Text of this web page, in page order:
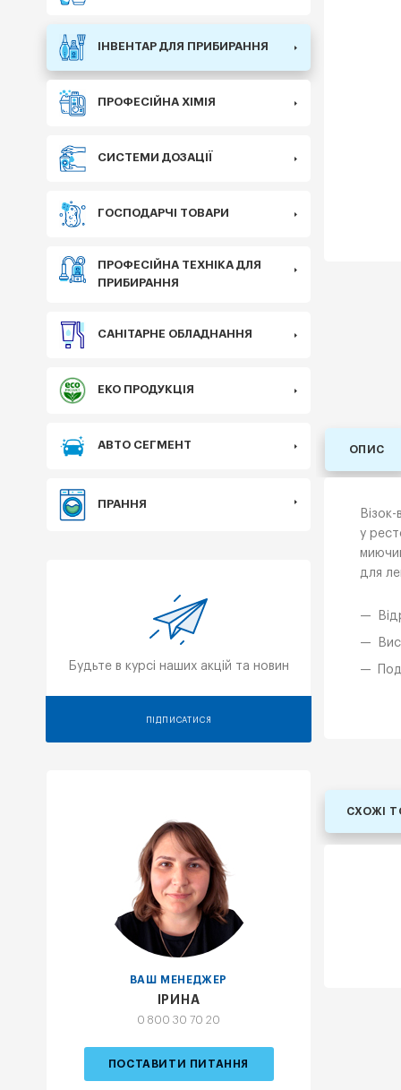
ОПИС
у
для
СХОЖІ
ІНВЕНТАР ДЛЯ ПРИБИРАННЯ
ПРОФЕСІЙНА ХІМІЯ
СИСТЕМИ ДОЗАЦІЇ
ГОСПОДАРЧІ ТОВАРИ
ПРОФЕСІЙНА ТЕХНІКА ДЛЯ
ПРИБИРАННЯ
САНІТАРНЕ ОБЛАДНАННЯ
ЕКО ПРОДУКЦІЯ
АВТО СЕГМЕНТ
ПРАННЯ
Будьте в курсі наших акцій та новин
ПІДПИСАТИСЯ
ВАШ МЕНЕДЖЕР
ІРИНА
0 800 30 70 20
ПОСТАВИТИ ПИТАННЯ